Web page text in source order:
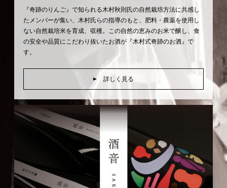
『奇跡のりんご』で知られる木村秋則氏の自然栽培方法に共感し
たメンバーが集い、木村氏らの指導のもと、肥料・農薬を使用し
ない自然栽培米を育成、収穫。この自然の恵みのお米で醸し、食
の安全や品質にこだわり抜いたお酒が『木村式奇跡のお酒』で
す。
詳しく見る